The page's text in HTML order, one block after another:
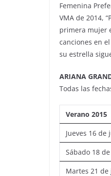
Femenina
VMA de 2014,
primera mujer
canciones en
su estrella
ARIANA
Todas las
Verano 2015
Jueves 16 de
Sábado 18
Martes 21